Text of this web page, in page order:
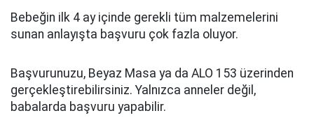
Bebeğin ilk 4 ay içinde gerekli tüm malzemelerini
sunan anlayışta başvuru çok fazla oluyor.
Başvurunuzu, Beyaz Masa ya da ALO 153 üzerinden
gerçekleştirebilirsiniz. Yalnızca anneler değil,
babalarda başvuru yapabilir.